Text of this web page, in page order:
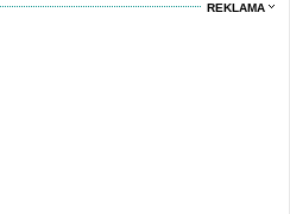
REKLAMA